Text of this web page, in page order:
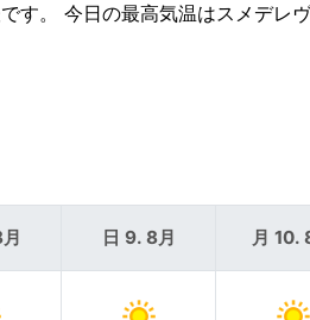
。 今日の最高気温はスメデレ
日 9. 8月 月 10.